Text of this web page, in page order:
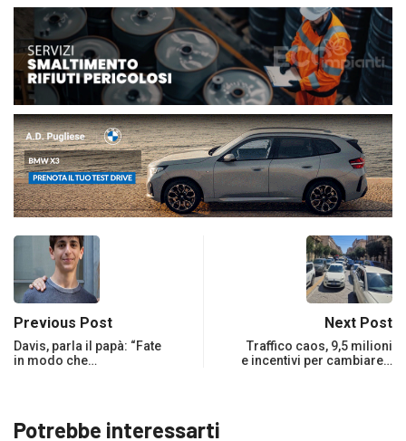
Previous Post
Davis, parla il papà: “Fate
in modo che…
Next Post
Traffico caos, 9,5 milioni
e incentivi per cambiare…
Potrebbe interessarti